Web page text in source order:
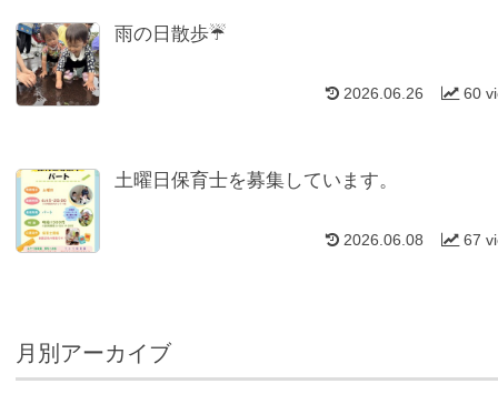
雨の日散歩☔
60
2026.06.26
土曜日保育士を募集しています。
67
2026.06.08
月別アーカイブ